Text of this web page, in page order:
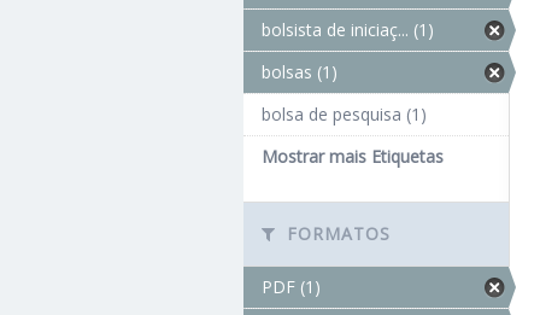
bolsista de iniciaç... (1)
bolsas (1)
bolsa de pesquisa (1)
Mostrar mais Etiquetas
FORMATOS
PDF (1)